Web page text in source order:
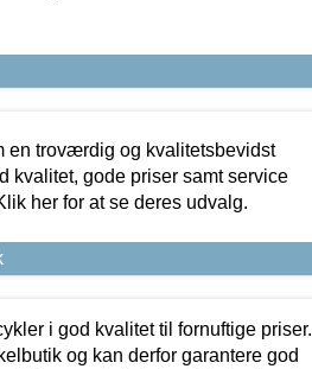
en troværdig og kvalitetsbevidst
kvalitet, gode priser samt service
her for at se deres udvalg.
i god kvalitet til fornuftige priser.
og kan derfor garantere god